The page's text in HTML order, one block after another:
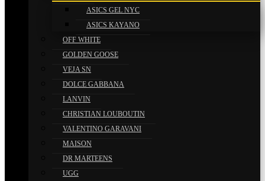
ASICS GEL NYC
ASICS KAYANO
OFF WHITE
GOLDEN GOOSE
VEJA SN
DOLCE GABBANA
LANVIN
CHRISTIAN LOUBOUTIN
VALENTINO GARAVANI
MAISON
DR MARTEENS
UGG